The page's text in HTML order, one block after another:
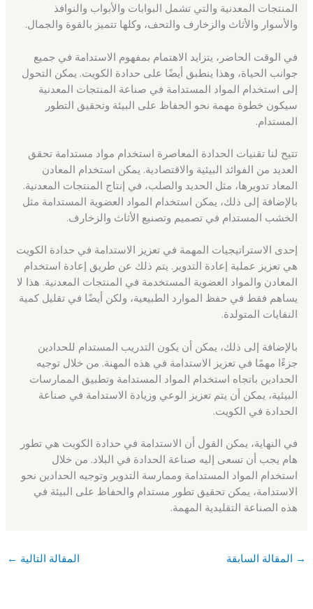
المنتجات المعدنية والتي تشمل البوابات والأبواب والنوافذ
والأسوار والأثاث والزخارف والتحف، وكلها تتميز بالقوة والجمال.
في الوقت الحاضر، يتزايد الاهتمام بمفهوم الاستدامة في جميع
جوانب الحياة، وهذا ينطبق أيضًا على حدادة الكويت. يمكن التحول
إلى استخدام المواد المستدامة في صناعة المنتجات المعدنية
سيكون خطوة مهمة نحو الحفاظ على البيئة وتحقيق التطور
المستدام.
تتيح لنا تقنيات الحدادة المعاصرة استخدام مواد مستدامة تحقق
العديد من الفوائد البيئية والاقتصادية. يمكن استخدام المعادن
المعاد تدويرها، مثل الحديد والصلب، في إنتاج المنتجات المعدنية.
بالإضافة إلى ذلك، يمكن استخدام المواد العضوية المستدامة مثل
الخشب المستدام في تصميم وتصنيع الأثاث والزخارف.
إحدى الاستراتيجيات المهمة في تعزيز الاستدامة في حدادة الكويت
هي تعزيز عملية إعادة التدوير. يتم ذلك عن طريق إعادة استخدام
المعادن والمواد العضوية المستخدمة في المنتجات المعدنية. هذا لا
يساهم فقط في حفظ الموارد الطبيعية، ولكن أيضًا في تقليل كمية
النفايات المتولدة.
بالإضافة إلى ذلك، يمكن أن يكون التدريب المستدام للحدادين
جزءًا مهمًا في تعزيز الاستدامة في هذه المهنة. من خلال توجيه
الحدادين باتجاه استخدام المواد المستدامة وتطبيق الممارسات
البيئية، يمكن أن يتم تعزيز الوعي وزيادة الاستدامة في صناعة
الحدادة في الكويت.
في النهاية، يمكن القول أن الاستدامة في حدادة الكويت هي تطور
هام يجب أن تسعى إليه صناعة الحدادة في البلاد. من خلال
استخدام المواد المستدامة وممارسة التدوير وتوجيه الحدادين نحو
الاستدامة، يمكن تحقيق تطور مستدام والحفاظ على البيئة في
هذه الصناعة التقليدية المهمة.
→ المقالة السابقة المقالة التالية ←